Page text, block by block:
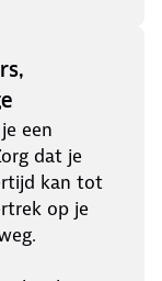
een
dat je
kan tot
op je